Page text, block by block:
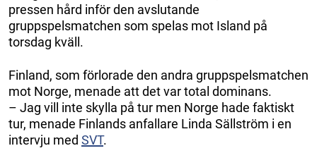
pressen hård inför den avslutande
gruppspelsmatchen som spelas mot Island på
torsdag kväll.
Finland, som förlorade den andra gruppspelsmatchen
mot Norge, menade att det var total dominans.
– Jag vill inte skylla på tur men Norge hade faktiskt
tur, menade Finlands anfallare Linda Sällström i en
intervju med SVT.